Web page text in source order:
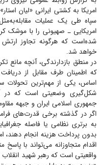
امریکا به کشتی ایرانی «لیان
امریکایی ـ صهیونی را با موشک
شده‌است که هرگونه تجاوز ارتش
خواهد شد.
در منطق بازدارندگی، آنچه مانع
که اطمینان طرف مقابل از
اساس، یکی از مهم‌ترین تحولات
شکل‌گیری وضعیتی است که در
جمهوری اسلامی ایران و جبهه
اگر در گذشته برخی قدرت‌های
به برتری نظامی یا فاصله
بدون پرداخت هزینه انجام
اقدام متجاوزانه می‌تواند با
واقعیتی است که رهبر شهید انقلاب